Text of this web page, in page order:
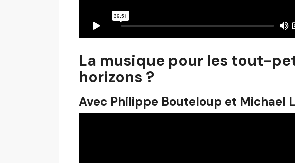
La musique pour les tout-
horizons ?
Avec Philippe Bouteloup et Michael